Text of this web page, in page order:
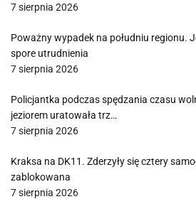
7 sierpnia 2026
Poważny wypadek na południu regionu.
spore utrudnienia
7 sierpnia 2026
Policjantka podczas spędzania czasu
jeziorem uratowała trz…
7 sierpnia 2026
Kraksa na DK11. Zderzyły się cztery
zablokowana
7 sierpnia 2026